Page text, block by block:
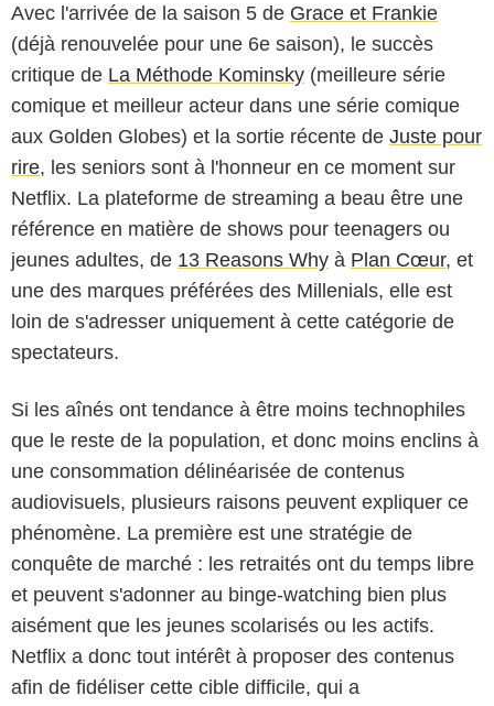
Avec l'arrivée de la saison 5 de Grace et Frankie
(déjà renouvelée pour une 6e saison), le succès
critique de La Méthode Kominsky (meilleure série
comique et meilleur acteur dans une série comique
aux Golden Globes) et la sortie récente de Juste pour
rire, les seniors sont à l'honneur en ce moment sur
Netflix. La plateforme de streaming a beau être une
référence en matière de shows pour teenagers ou
jeunes adultes, de 13 Reasons Why à Plan Cœur, et
une des marques préférées des Millenials, elle est
loin de s'adresser uniquement à cette catégorie de
spectateurs.
Si les aînés ont tendance à être moins technophiles
que le reste de la population, et donc moins enclins à
une consommation délinéarisée de contenus
audiovisuels, plusieurs raisons peuvent expliquer ce
phénomène. La première est une stratégie de
conquête de marché : les retraités ont du temps libre
et peuvent s'adonner au binge-watching bien plus
aisément que les jeunes scolarisés ou les actifs.
Netflix a donc tout intérêt à proposer des contenus
afin de fidéliser cette cible difficile, qui a